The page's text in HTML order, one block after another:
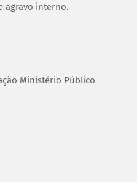
agravo interno.
Ministério Público